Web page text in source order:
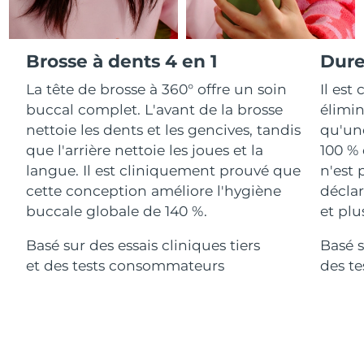
Brosse à dents 4 en 1
La tête de brosse à 360° offre un soin
buccal complet. L'avant de la brosse
nettoie les dents et les gencives, tandis
que l'arrière nettoie les joues et la
langue. Il est cliniquement prouvé que
cette conception améliore l'hygiène
buccale globale de 140 %.
Basé sur des essais cliniques tiers
et des tests consommateurs
Il est
100
n'est
et
Basé
des
For healthy hair
18% PAP
Cosmétiques Hommes
Acheter tout
FOREO APP
Israël Livraison estimée13/08/2026
Italie Livraison estimée 09/08/2026
Japon Livraison estimée12/08/2026
Jersey Livraison estimée 14/08/2026
Kazakhstan Livraison estimée11/08/2026
Koweït Livraison estimée 09/08/2026
Lettonie Livraison estimée 09/08/2026